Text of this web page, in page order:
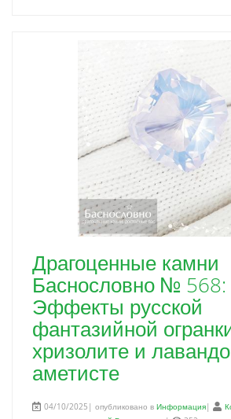
Драгоценные камни
Баснословно № 568:
Эффекты русской
фантазийной
хризолите и
аметисте
04/10/2025| опубликовано в Информация|